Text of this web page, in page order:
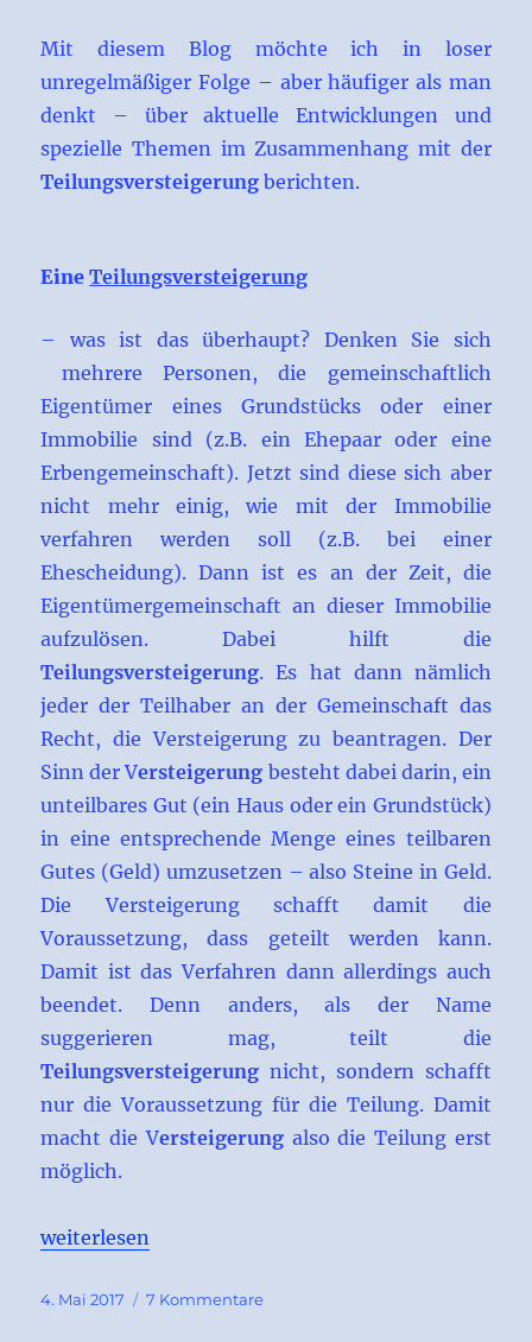
Mit diesem Blog möchte ich in loser
unregelmäßiger Folge – aber häufiger als man
denkt – über aktuelle Entwicklungen und
spezielle Themen im Zusammenhang mit der
Teilungsversteigerung berichten.
EineTeilungsversteigerung
– was ist das überhaupt? Denken Sie sich
mehrere Personen, die gemeinschaftlich
Eigentümer eines Grundstücks oder einer
Immobilie sind (z.B. ein Ehepaar oder eine
Erbengemeinschaft). Jetzt sind diese sich aber
nicht mehr einig, wie mit der Immobilie
verfahren werden soll (z.B. bei einer
Ehescheidung). Dann ist es an der Zeit, die
Eigentümergemeinschaft an dieser Immobilie
aufzulösen. Dabei hilft die
Teilungsversteigerung. Es hat dann nämlich
jeder der Teilhaber an der Gemeinschaft das
Recht, die Versteigerung zu beantragen. Der
Sinn der Versteigerung besteht dabei darin, ein
unteilbares Gut (ein Haus oder ein Grundstück)
in eine entsprechende Menge eines teilbaren
Gutes (Geld) umzusetzen – also Steine in Geld.
Die Versteigerung schafft damit die
Voraussetzung, dass geteilt werden kann.
Damit ist das Verfahren dann allerdings auch
beendet. Denn anders, als der Name
suggerieren mag, teilt die
Teilungsversteigerung nicht, sondern schafft
nur die Voraussetzung für die Teilung. Damit
macht die Versteigerungalso die Teilung erst
möglich.
„Teilungsversteigerung-aktuell“
weiterlesen
Veröffentlicht
4. Mai 2017 7 Kommentarezu